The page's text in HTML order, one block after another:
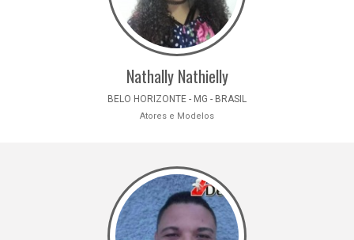
Nathally Nathielly
BELO HORIZONTE - MG - BRASIL
Atores e Modelos